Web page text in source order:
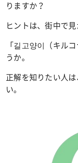
りますか？
ヒントは、街中で
「길고양이（キル
うか。
正解を知りたい人
い。